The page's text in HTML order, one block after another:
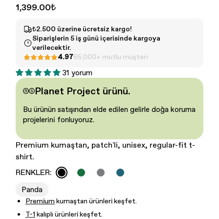
Kadın - Tüm Ürünler
Erkek - Tüm ürünler
1,399.00₺
₺2.500 üzerine ücretsiz kargo!
Siparişlerin 5 iş günü içerisinde kargoya
verilecektir.
4.9765.000+ mutlu müşteri
31 yorum
Planet Project ürünü.
Bu ürünün satışından elde edilen gelirle doğa koruma
projelerini fonluyoruz.
Premium kumaştan, patch'li, unisex, regular-fit t-
shirt.
RENKLER:
Panda
Premium kumaştan ürünleri keşfet.
T-1 kalıplı ürünleri keşfet.